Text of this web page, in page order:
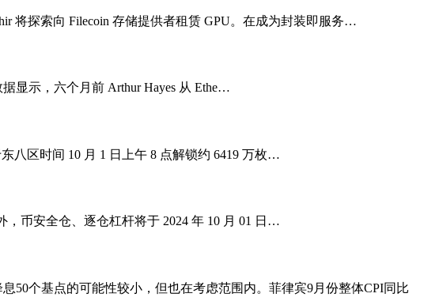
将探索向 Filecoin 存储提供者租赁 GPU。在成为封装即服务…
显示，六个月前 Arthur Hayes 从 Ethe…
八区时间 10 月 1 日上午 8 点解锁约 6419 万枚…
，币安全仓、逐仓杠杆将于 2024 年 10 月 01 日…
50个基点的可能性较小，但也在考虑范围内。菲律宾9月份整体CPI同比